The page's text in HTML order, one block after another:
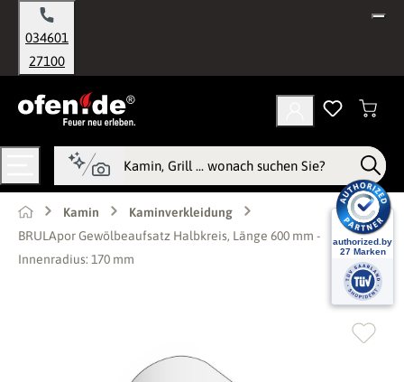
springen
034601
27100
Kamin
Kaminverkleidung
BRULApor Gewölbeaufsatz Halbkreis, Länge 600 mm -
Innenradius: 170 mm